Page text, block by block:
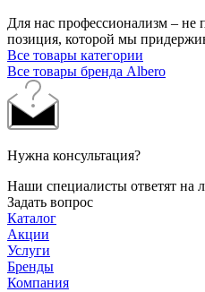
Для нас профессионализм – не
позиция, которой мы
Все товары категории
Все товары бренда Albero
Нужна консультация?
Наши специалисты ответят на
Задать вопрос
Каталог
Акции
Услуги
Бренды
Компания